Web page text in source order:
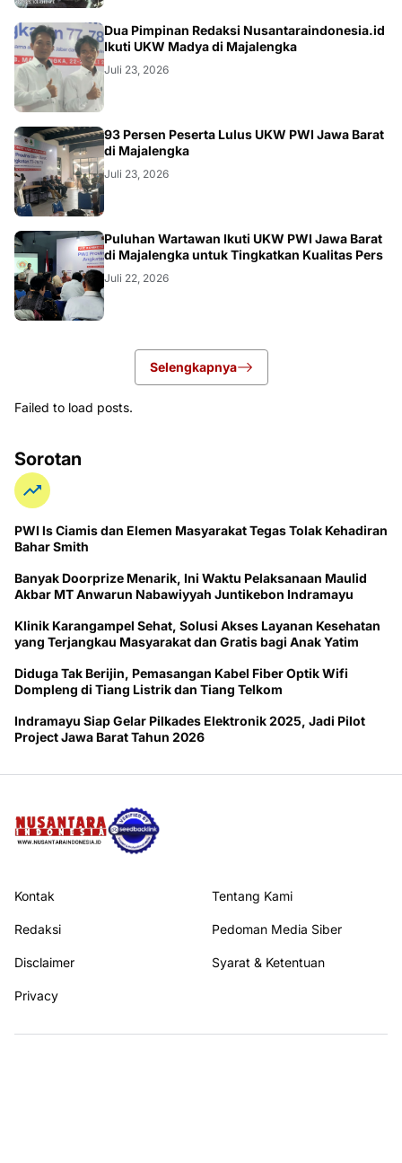
Dua Pimpinan Redaksi Nusantaraindonesia.id
Ikuti UKW Madya di Majalengka
Juli 23, 2026
93 Persen Peserta Lulus UKW PWI Jawa Barat
di Majalengka
Juli 23, 2026
Puluhan Wartawan Ikuti UKW PWI Jawa Barat
di Majalengka untuk Tingkatkan Kualitas Pers
Juli 22, 2026
Selengkapnya
Failed to load posts.
Sorotan
PWI ls Ciamis dan Elemen Masyarakat Tegas Tolak Kehadiran
Bahar Smith
Banyak Doorprize Menarik, Ini Waktu Pelaksanaan Maulid
Akbar MT Anwarun Nabawiyyah Juntikebon Indramayu
Klinik Karangampel Sehat, Solusi Akses Layanan Kesehatan
yang Terjangkau Masyarakat dan Gratis bagi Anak Yatim
Diduga Tak Berijin, Pemasangan Kabel Fiber Optik Wifi
Dompleng di Tiang Listrik dan Tiang Telkom
Indramayu Siap Gelar Pilkades Elektronik 2025, Jadi Pilot
Project Jawa Barat Tahun 2026
Kontak Tentang Kami
Redaksi Pedoman Media Siber
Disclaimer Syarat & Ketentuan
Privacy